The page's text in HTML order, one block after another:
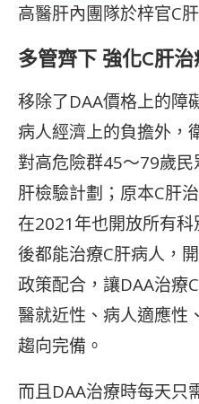
高醫肝內團隊於梓官C
多管齊下 強化C肝治
移除了DAA價格上的障
病人經濟上的負擔外，
對高危險群45～79歲
肝檢驗計劃；原本C肝
在2021年也開放所有
後都能治療C肝病人，
政策配合，讓DAA治療
醫就近性、病人適應性
趨向完備。
而且DAA治療時每天只